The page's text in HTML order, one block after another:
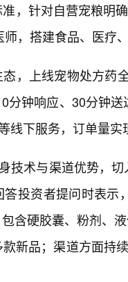
准，针对自营宠粮明
，搭建食品、医疗
态，上线宠物处方
分钟响应、30分钟
线下服务，订单量实
技术与渠道优势，
投资者提问时表
含硬胶囊、粉剂、
新品；渠道方面持